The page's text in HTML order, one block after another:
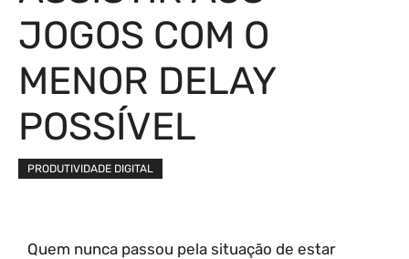
JOGOS COM O
MENOR DELAY
POSSÍVEL
PRODUTIVIDADE DIGITAL
Quem nunca passou pela situação de estar